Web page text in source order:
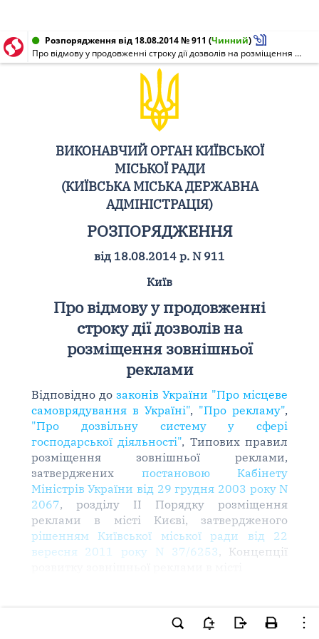
Розпорядження від 18.08.2014 № 911 (Чинний)
Про відмову у продовженні строку дії дозволів на розміщення зовнішньої реклами
ВИКОНАВЧИЙ ОРГАН КИЇВСЬКОЇ
МІСЬКОЇ РАДИ
(КИЇВСЬКА МІСЬКА ДЕРЖАВНА
АДМІНІСТРАЦІЯ)
РОЗПОРЯДЖЕННЯ
від 18.08.2014 р. N 911
Київ
Про відмову у продовженні
строку дії дозволів на
розміщення зовнішньої
реклами
Відповідно до законів України "Про місцеве
самоврядування в Україні", "Про рекламу",
"Про дозвільну систему у сфері
господарської діяльності", Типових правил
розміщення зовнішньої реклами,
затверджених постановою Кабінету
Міністрів України від 29 грудня 2003 року N
2067, розділу II Порядку розміщення
реклами в місті Києві, затвердженого
рішенням Київської міської ради від 22
вересня 2011 року N 37/6253 , Концепції